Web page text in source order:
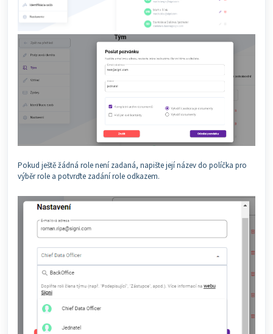
Pokud ještě žádná role není zadaná, napište její název do políčka pro
výběr role a potvrďte zadání role odkazem.